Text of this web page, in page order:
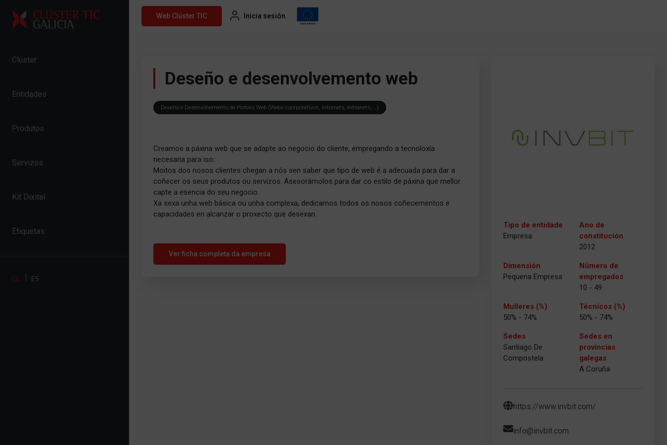
Skip to content
Clúster
Entidades
Produtos
Servizos
Kit Dixital
Etiquetas
GL ES
Web Clúster TIC Inicia sesión
Deseño e desenvolvemento web
Deseño e Desenvolvemento de Portais Web (Webs coorporativos, intranets, extranets, …)
Creamos a páxina web que se adapte ao negocio do cliente, empregando a tecnoloxía
necesaria para iso.
Moitos dos nosos clientes chegan a nós sen saber que tipo de web é a adecuada para dar a
coñecer os seus produtos ou servizos. Asesorámolos para dar co estilo de páxina que mellor
capte a esencia do seu negocio.
Xa sexa unha web básica ou unha complexa, dedicamos todos os nosos coñecementos e
capacidades en alcanzar o proxecto que desexan.
Ver ficha completa da empresa
Tipo de entidade
Empresa
Ano de
constitución
2012
Dimensión
Pequena Empresa
Número de
empregados
10 - 49
Mulleres (%)
50% - 74%
Técnicos (%)
50% - 74%
Sedes
Santiago De
Compostela
Sedes en
provincias
galegas
A Coruña
https://www.invbit.com/
info@invbit.com